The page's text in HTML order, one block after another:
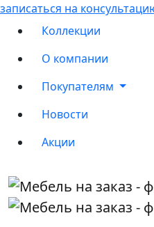
записаться на
Коллекции
О компании
Покупателям
Новости
Акции